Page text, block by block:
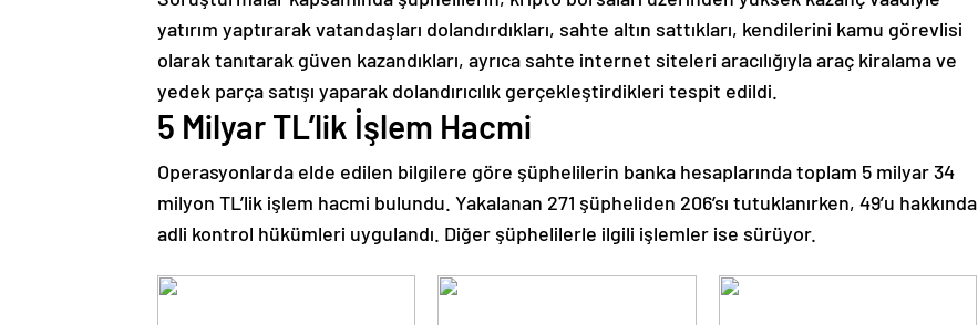
yatırım yaptırarak vatandaşları dolandırdıkları, sahte altın sattıkları, kendilerini kamu görevlisi
olarak tanıtarak güven kazandıkları, ayrıca sahte internet siteleri aracılığıyla araç kiralama ve
yedek parça satışı yaparak dolandırıcılık gerçekleştirdikleri tespit edildi.
5 Milyar TL’lik İşlem Hacmi
Operasyonlarda elde edilen bilgilere göre şüphelilerin banka hesaplarında toplam 5 milyar 34
milyon TL’lik işlem hacmi bulundu. Yakalanan 271 şüpheliden 206’sı tutuklanırken, 49’u hakkında
adli kontrol hükümleri uygulandı. Diğer şüphelilerle ilgili işlemler ise sürüyor.